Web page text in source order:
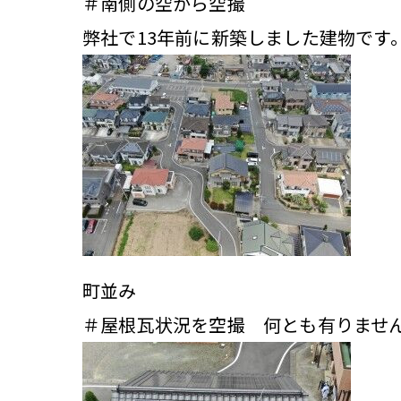
弊社で13年前に新築しました建物です。
町並み
＃屋根瓦状況を空撮 何とも有りません